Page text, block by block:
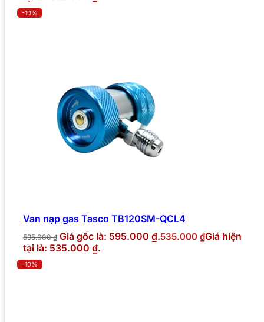
-10%
Van nạp gas Tasco TB120SM-QCL4
595.000₫ Giá gốc là: 595.000 ₫.535.000 ₫Giá hiện
tại là: 535.000 ₫.
-10%